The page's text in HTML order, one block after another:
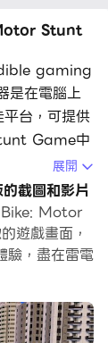
Stunt
gaming
是在電腦上
台，可提供
Game中
的時
雷電模擬器
單的點擊中
。
豐富的地形和
展開
截圖和影片
Bike: Motor
遊戲畫面，
驗，盡在雷電